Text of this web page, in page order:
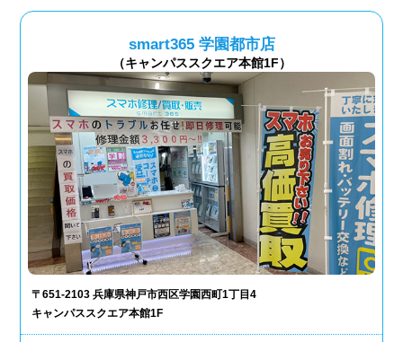
smart365 学園都市店
（キャンパススクエア本館1F）
〒651-2103 兵庫県神戸市西区学園西町1丁目4
キャンパススクエア本館1F